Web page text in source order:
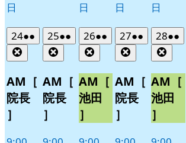
日
日
日
日
242026
年
8
月
24
日
●●
件
の
イ
ベ
ン
ト)
AM［
院長
］
252026
年
8
月
25
日
●●
件
の
イ
ベ
ン
ト)
AM［
院長
］
262026
年
8
月
26
日
●●
件
の
イ
ベ
ン
ト)
AM［
池田
］
272026
年
8
月
27
日
●●
件
の
イ
ベ
ン
ト)
AM［
院長
］
282026
年
8
月
28
日
●●
イ
AM［
池田
］